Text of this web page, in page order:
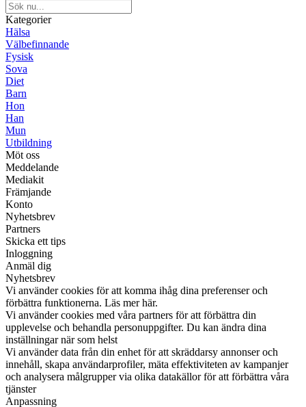
Kategorier
Hälsa
Välbefinnande
Fysisk
Sova
Diet
Barn
Hon
Han
Mun
Utbildning
Möt oss
Meddelande
Mediakit
Främjande
Konto
Nyhetsbrev
Partners
Skicka ett tips
Inloggning
Anmäl dig
Nyhetsbrev
Vi använder cookies för att komma ihåg dina preferenser och
förbättra funktionerna. Läs mer här.
Vi använder cookies med våra partners för att förbättra din
upplevelse och behandla personuppgifter. Du kan ändra dina
inställningar när som helst
Vi använder data från din enhet för att skräddarsy annonser och
innehåll, skapa användarprofiler, mäta effektiviteten av kampanjer
och analysera målgrupper via olika datakällor för att förbättra våra
tjänster
Anpassning